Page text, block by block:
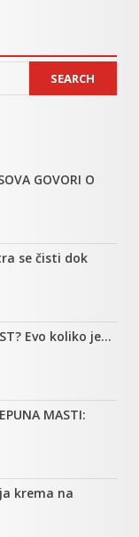
SEARCH
GOVORI O
se čisti dok
Evo koliko je…
MASTI:
krema na